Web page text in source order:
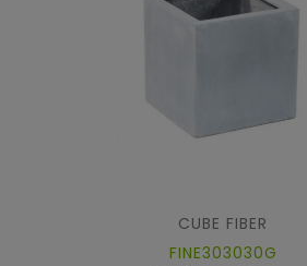
CUBE FIBER
FINE303030G